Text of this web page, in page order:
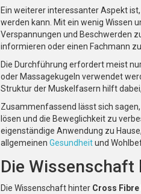
Ein weiterer interessanter Aspekt
werden kann. Mit ein wenig Wissen
Verspannungen und Beschwerden
informieren oder einen Fachmann
Die Durchführung erfordert meist
oder Massagekugeln verwendet
Struktur der Muskelfasern hilft
Zusammenfassend lässt sich
lösen und die Beweglichkeit zu
eigenständige Anwendung zu
allgemeinen Gesundheitund
Die Wissenschaft
Die Wissenschaft hinter Cross Fibre